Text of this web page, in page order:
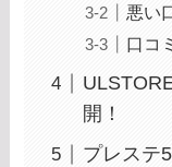
悪い
口コ
開！
プレステ